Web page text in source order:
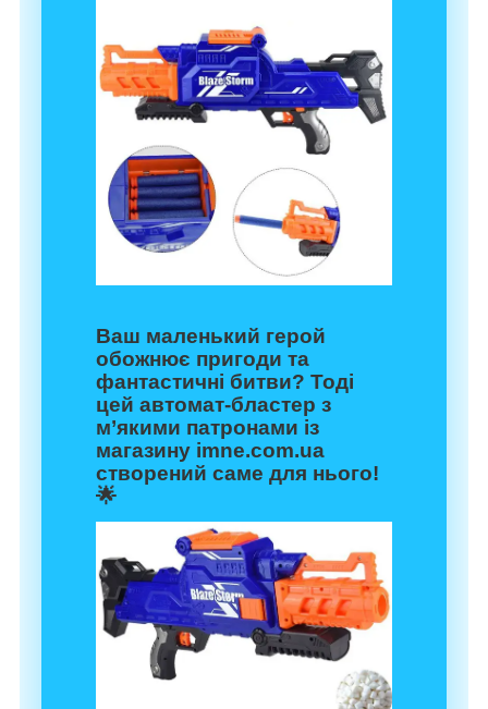
Ваш маленький герой
обожнює пригоди та
фантастичні битви? Тоді
цей автомат-бластер з
м’якими патронами із
магазину imne.com.ua
створений саме для нього!
🌟